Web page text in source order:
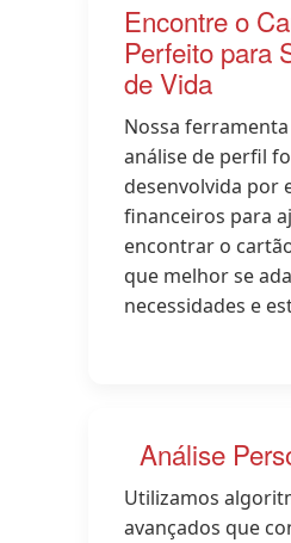
Encontre o
Perfeito para
de Vida
Nossa
análise de perfil
desenvolvida por
financeiros para
encontrar o
que melhor se
necessidades e
Análise
Utilizamos
avançados que